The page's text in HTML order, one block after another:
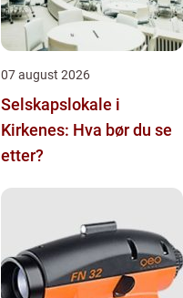
07 august 2026
Selskapslokale i
Kirkenes: Hva bør du se
etter?